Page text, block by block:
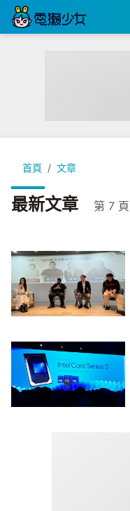
首頁 文章
最新文章 第 7 頁